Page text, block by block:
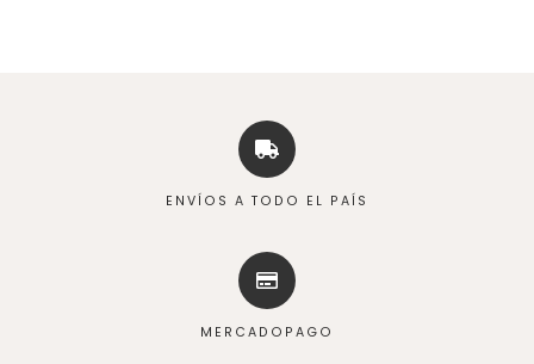
ENVÍOS A TODO EL PAÍS
MERCADOPAGO